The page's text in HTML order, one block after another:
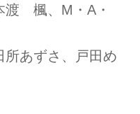
渡 楓、M・A・
所あずさ、戸田め